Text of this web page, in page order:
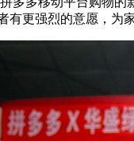
更强烈的意愿，为